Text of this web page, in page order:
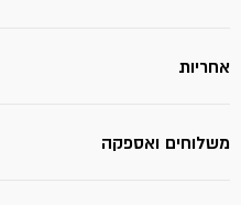
אחריות
משלוחים ואספקה